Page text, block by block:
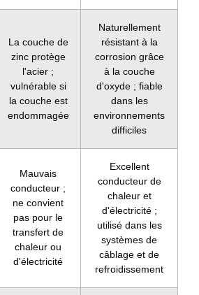
La couche de
zinc protège
l'acier ;
vulnérable si
la couche est
endommagée
Naturellement
résistant à la
corrosion grâce
à la couche
d'oxyde ; fiable
dans les
environnements
difficiles
Mauvais
conducteur ;
ne convient
pas pour le
transfert de
chaleur ou
d'électricité
Excellent
conducteur de
chaleur et
d'électricité ;
utilisé dans les
systèmes de
câblage et de
refroidissement